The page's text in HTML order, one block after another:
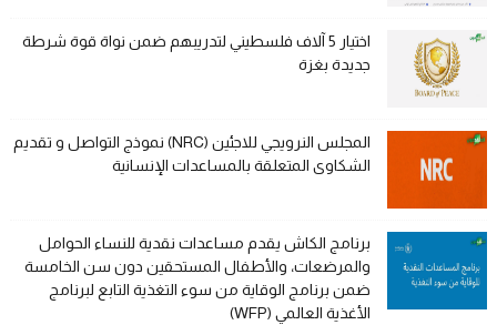
اختيار 5 آلاف فلسطيني لتدريبهم ضمن نواة قوة شرطة
جديدة بغزة
المجلس النرويجي للاجئين (NRC) نموذج التواصل و تقديم
الشكاوى المتعلقة بالمساعدات الإنسانية
برنامج الكاش يقدم مساعدات نقدية للنساء الحوامل
والمرضعات، والأطفال المستحقين دون سن الخامسة
ضمن برنامج الوقاية من سوء التغذية التابع لبرنامج
الأغذية العالمي (WFP)